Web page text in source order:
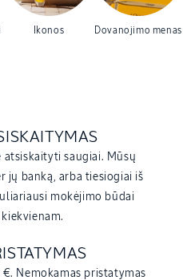
Ikonos Dovanojimo menas
atsiskaityti saugiai. Mūsų
jų banką, arba tiesiogiai iš
mokėjimo būdai
Nemokamas pristatymas